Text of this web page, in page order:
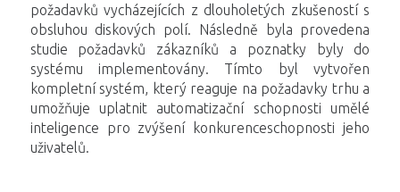
požadavků vycházejících z dlouholetých zkušeností s
obsluhou diskových polí. Následně byla provedena
studie požadavků zákazníků a poznatky byly do
systému implementovány. Tímto byl vytvořen
kompletní systém, který reaguje na požadavky trhu a
umožňuje uplatnit automatizační schopnosti umělé
inteligence pro zvýšení konkurenceschopnosti jeho
uživatelů.